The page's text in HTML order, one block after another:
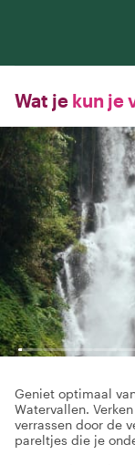
Wat je kun je
Geniet optimaal
Watervallen.
verrassen door de
pareltjes die je